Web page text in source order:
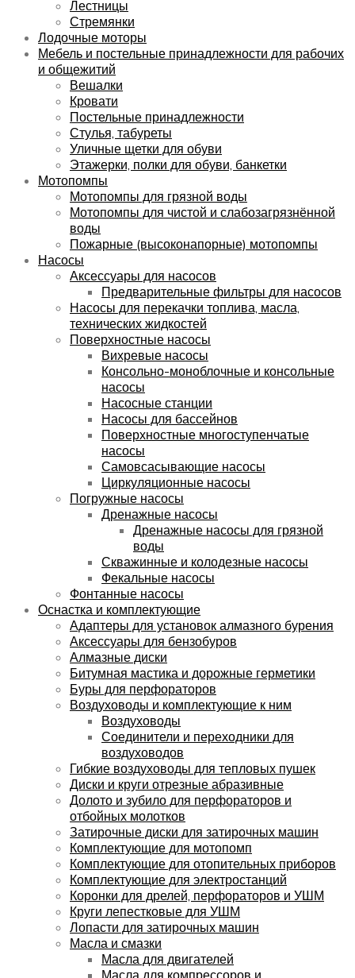
Лестницы
Стремянки
Лодочные моторы
Мебель и постельные принадлежности для рабочих
и общежитий
Вешалки
Кровати
Постельные принадлежности
Стулья, табуреты
Уличные щетки для обуви
Этажерки, полки для обуви, банкетки
Мотопомпы
Мотопомпы для грязной воды
Мотопомпы для чистой и слабозагрязнённой
воды
Пожарные (высоконапорные) мотопомпы
Насосы
Аксессуары для насосов
Предварительные фильтры для насосов
Насосы для перекачки топлива, масла,
технических жидкостей
Поверхностные насосы
Вихревые насосы
Консольно-моноблочные и консольные
насосы
Насосные станции
Насосы для бассейнов
Поверхностные многоступенчатые
насосы
Самовсасывающие насосы
Циркуляционные насосы
Погружные насосы
Дренажные насосы
Дренажные насосы для грязной
воды
Скважинные и колодезные насосы
Фекальные насосы
Фонтанные насосы
Оснастка и комплектующие
Адаптеры для установок алмазного бурения
Аксессуары для бензобуров
Алмазные диски
Битумная мастика и дорожные герметики
Буры для перфораторов
Воздуховоды и комплектующие к ним
Воздуховоды
Соединители и переходники для
воздуховодов
Гибкие воздуховоды для тепловых пушек
Диски и круги отрезные абразивные
Долото и зубило для перфораторов и
отбойных молотков
Затирочные диски для затирочных машин
Комплектующие для мотопомп
Комплектующие для отопительных приборов
Комплектующие для электростанций
Коронки для дрелей, перфораторов и УШМ
Круги лепестковые для УШМ
Лопасти для затирочных машин
Масла и смазки
Масла для двигателей
Масла для компрессоров и